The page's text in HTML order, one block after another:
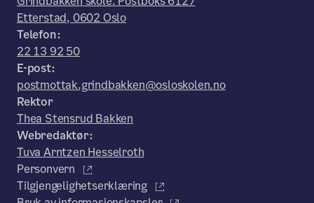
Etterstad, 0602 Oslo
Telefon:
22 13 92 50
E-post:
postmottak.grindbakken@osloskolen.no
Rektor
Thea Stensrud Bakken
Webredaktør:
Tuva Arntzen Hesselroth
Personvern
Tilgjengelighetserklæring